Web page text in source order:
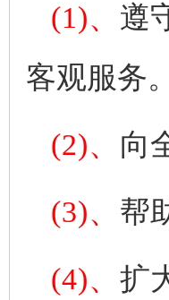
(1)、 遵
客观服务。
(2)、 向
(3)、 帮
(4)、 扩